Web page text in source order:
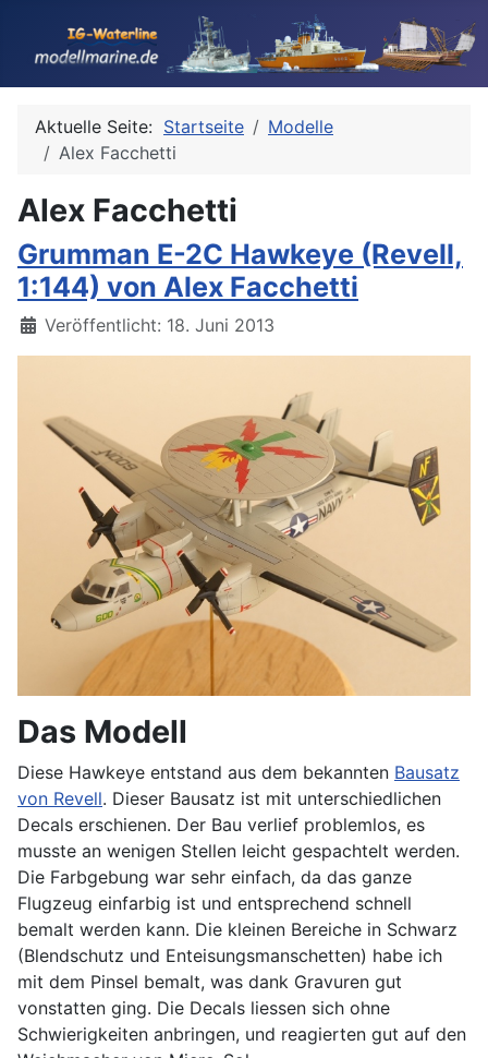
Aktuelle Seite: Startseite
Modelle
Alex Facchetti
Alex Facchetti
Grumman E-2C Hawkeye (Revell,
1:144) von Alex Facchetti
Details
Veröffentlicht: 18. Juni 2013
Das Modell
Diese Hawkeye entstand aus dem bekannten Bausatz
von Revell. Dieser Bausatz ist mit unterschiedlichen
Decals erschienen. Der Bau verlief problemlos, es
musste an wenigen Stellen leicht gespachtelt werden.
Die Farbgebung war sehr einfach, da das ganze
Flugzeug einfarbig ist und entsprechend schnell
bemalt werden kann. Die kleinen Bereiche in Schwarz
(Blendschutz und Enteisungsmanschetten) habe ich
mit dem Pinsel bemalt, was dank Gravuren gut
vonstatten ging. Die Decals liessen sich ohne
Schwierigkeiten anbringen, und reagierten gut auf den